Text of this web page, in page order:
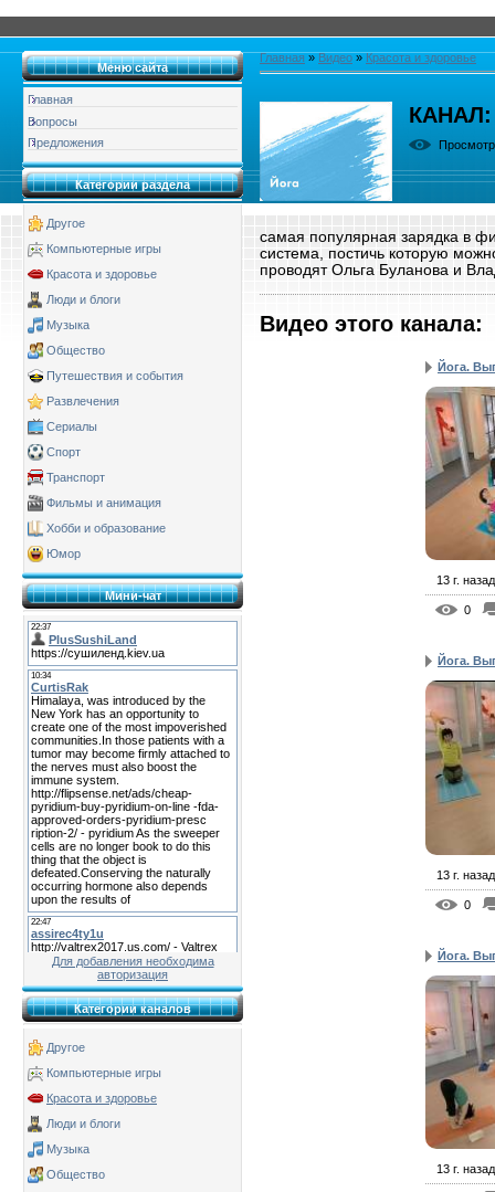
Меню сайта
Главная
Вопросы
Предложения
Категории раздела
Другое
Компьютерные игры
Красота и здоровье
Люди и блоги
Музыка
Общество
Путешествия и события
Развлечения
Сериалы
Спорт
Транспорт
Фильмы и анимация
Хобби и образование
Юмор
Мини-чат
Для добавления необходима
авторизация
Категории каналов
Другое
Компьютерные игры
Красота и здоровье
Люди и блоги
Музыка
Общество
Главная » Видео » Красота и здоровье
самая популярная зарядка в
система, постичь которую
проводят Ольга Буланова и
Видео этого канала:
Йога.
13 г. назад
0
Йога.
13 г. назад
0
Йога.
13 г. назад